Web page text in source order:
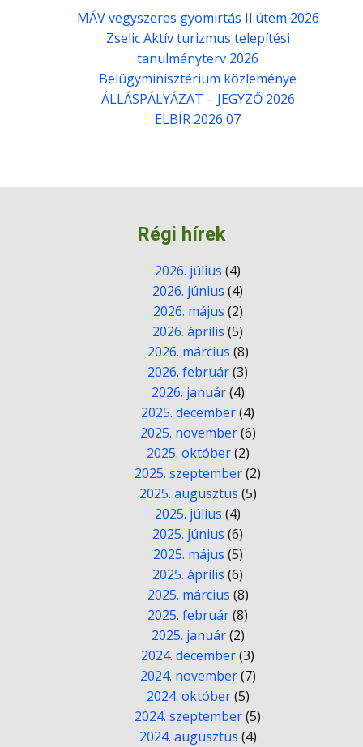
MÁV vegyszeres gyomirtás II.ütem 2026
Zselic Aktív turizmus telepítési
tanulmányterv 2026
Belügyminisztérium közleménye
ÁLLÁSPÁLYÁZAT – JEGYZŐ 2026
ELBÍR 2026 07
Régi hírek
2026. július (4)
2026. június (4)
2026. május (2)
2026. április (5)
2026. március (8)
2026. február(3)
2026. január(4)
2025. december(4)
2025. november(6)
2025. október(2)
2025. szeptember(2)
2025. augusztus (5)
2025. július (4)
2025. június (6)
2025. május (5)
2025. április (6)
2025. március (8)
2025. február(8)
2025. január(2)
2024. december(3)
2024. november(7)
2024. október(5)
2024. szeptember(5)
2024. augusztus (4)